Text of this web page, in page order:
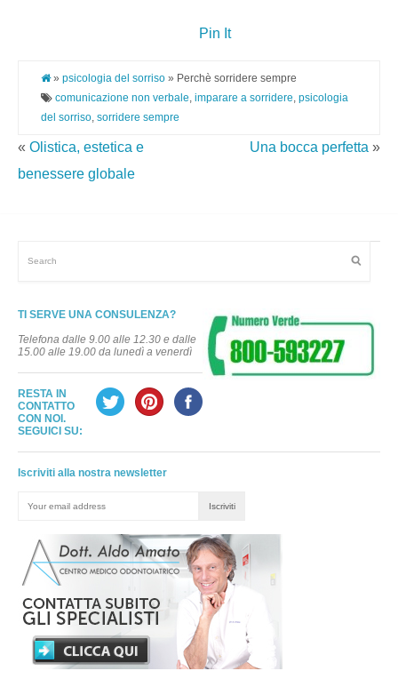
Pin It
» psicologia del sorriso » Perchè sorridere sempre
comunicazione non verbale, imparare a sorridere, psicologia
del sorriso, sorridere sempre
« Olistica, estetica e
benessere globale
Una bocca perfetta »
TI SERVE UNA CONSULENZA?
Telefona dalle 9.00 alle 12.30 e dalle
15.00 alle 19.00 da lunedì a venerdì
RESTA IN
CONTATTO
CON NOI.
SEGUICI SU:
Iscriviti alla nostra newsletter